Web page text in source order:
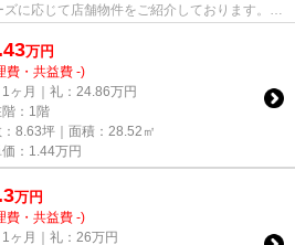
に応じて店舗物件をご紹介しております。
万円
費・共益費 -)
1ヶ月｜礼：24.86万円
階：1階
8.63坪｜面積：28.52㎡
： 1.44万円
万円
費・共益費 -)
1ヶ月｜礼：26万円